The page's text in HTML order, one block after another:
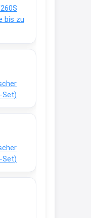
bis zu
Set)
Set)Rabatt 3€